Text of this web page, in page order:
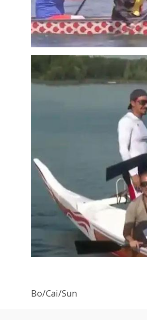
Bo/Cai/Sun